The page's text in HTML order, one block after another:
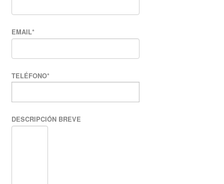
EMAIL*
TELÉFONO*
DESCRIPCIÓN BREVE